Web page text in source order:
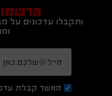
הרשמו
ותקבלו עדכונים על
מאשר קבלת